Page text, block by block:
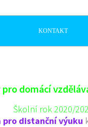
KONTAKT
pro domácí
Školní rok 2020/
pro distanční výuku